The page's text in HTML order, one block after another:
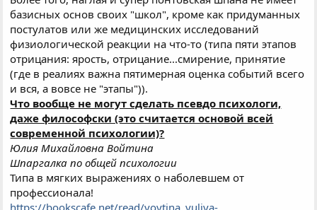
базисных основ своих "школ", кроме как придуманных
постулатов или же медицинских исследований
физиологической реакции на что-то (типа пяти этапов
отрицания: ярость, отрицание...смирение, принятие
(где в реалиях важна пятимерная оценка событий всего
и вся, а вовсе не "этапы")).
Что вообще не могут сделать псевдо психологи,
даже философски (это считается основой всей
современной психологии)?
Юлия Михайловна Войтина
Шпаргалка по общей психологии
Типа в мягких выражениях о наболевшем от
профессионала!
https://bookscafe.net/read/voytina_yuliya-